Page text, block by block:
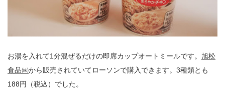
お湯を入れて1分混ぜるだけの即席カップオートミールです。 旭松
食品㈱から販売されていてローソンで購入できます。3種類とも
188円（税込）でした。